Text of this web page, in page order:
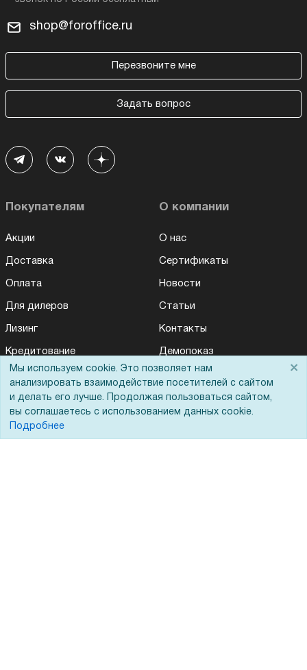
shop@foroffice.ru
Перезвоните мне
Задать вопрос
Покупателям
Акции
Доставка
Оплата
Для дилеров
Лизинг
Кредитование
Госучреждениям
Тендеры
ЭДО
О компании
О нас
Сертификаты
Новости
Статьи
Контакты
Демопоказ
Мы используем cookie. Это позволяет нам
анализировать взаимодействие посетителей с сайтом
и делать его лучше. Продолжая пользоваться сайтом,
вы соглашаетесь с использованием данных cookie.
Подробнее
×